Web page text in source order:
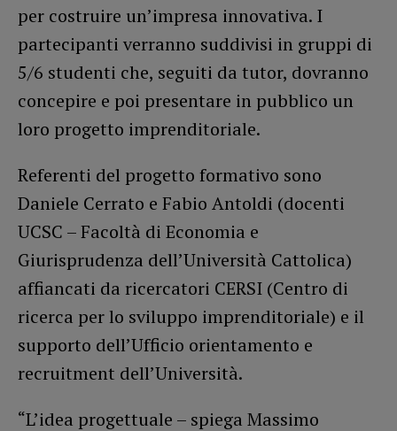
per costruire un’impresa innovativa. I
partecipanti verranno suddivisi in gruppi di
5/6 studenti che, seguiti da tutor, dovranno
concepire e poi presentare in pubblico un
loro progetto imprenditoriale.
Referenti del progetto formativo sono
Daniele Cerrato e Fabio Antoldi (docenti
UCSC – Facoltà di Economia e
Giurisprudenza dell’Università Cattolica)
affiancati da ricercatori CERSI (Centro di
ricerca per lo sviluppo imprenditoriale) e il
supporto dell’Ufficio orientamento e
recruitment dell’Università.
“L’idea progettuale – spiega Massimo